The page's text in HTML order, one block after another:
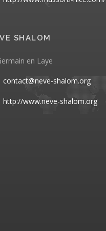
SHALOM
en Laye
contact@neve-shalom.org
http://www.neve-shalom.org